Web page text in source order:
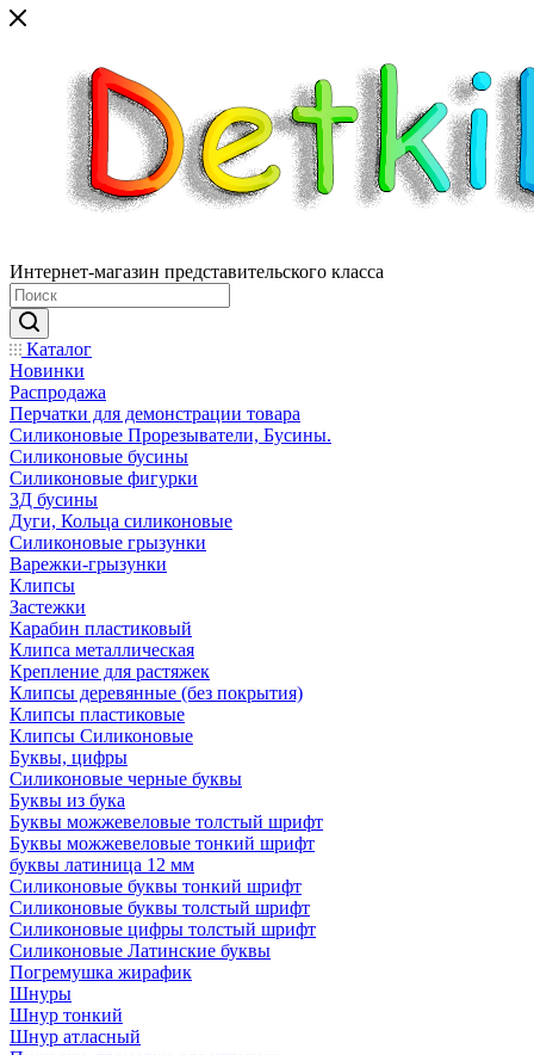
Интернет-магазин представительского класса
Каталог
Новинки
Распродажа
Перчатки для демонстрации товара
Силиконовые Прорезыватели, Бусины.
Силиконовые бусины
Силиконовые фигурки
3Д бусины
Дуги, Кольца силиконовые
Силиконовые грызунки
Варежки-грызунки
Клипсы
Застежки
Карабин пластиковый
Клипса металлическая
Крепление для растяжек
Клипсы деревянные (без покрытия)
Клипсы пластиковые
Клипсы Силиконовые
Буквы, цифры
Силиконовые черные буквы
Буквы из бука
Буквы можжевеловые толстый шрифт
Буквы можжевеловые тонкий шрифт
буквы латиница 12 мм
Силиконовые буквы тонкий шрифт
Силиконовые буквы толстый шрифт
Силиконовые цифры толстый шрифт
Силиконовые Латинские буквы
Погремушка жирафик
Шнуры
Шнур тонкий
Шнур атласный